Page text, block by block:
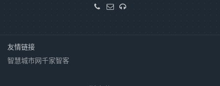
友情链接
智慧城市网千家智客